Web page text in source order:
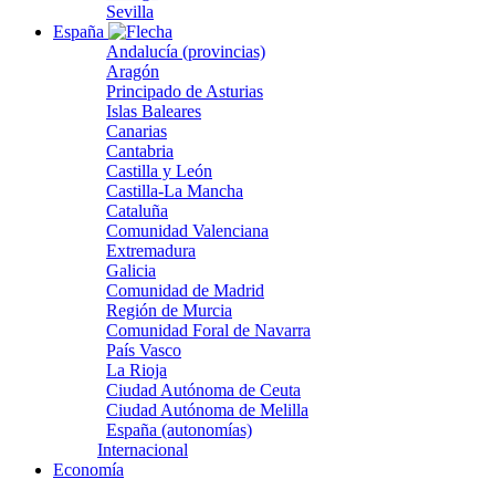
Sevilla
España
Andalucía (provincias)
Aragón
Principado de Asturias
Islas Baleares
Canarias
Cantabria
Castilla y León
Castilla-La Mancha
Cataluña
Comunidad Valenciana
Extremadura
Galicia
Comunidad de Madrid
Región de Murcia
Comunidad Foral de Navarra
País Vasco
La Rioja
Ciudad Autónoma de Ceuta
Ciudad Autónoma de Melilla
España (autonomías)
Internacional
Economía